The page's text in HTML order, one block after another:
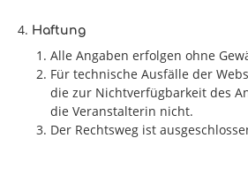
Haftung
Alle Angaben erfolgen ohne
Für technische Ausfälle der
die zur Nichtverfügbarkeit des
die Veranstalterin nicht.
Der Rechtsweg ist